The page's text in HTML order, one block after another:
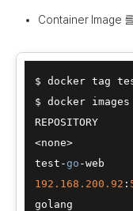
Container Image 를
$ docker tag
$ docker images
<none>
test-go -
192.168 .200 .92 :
golang